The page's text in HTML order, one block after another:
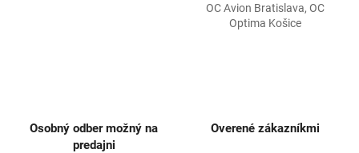
OC Avion Bratislava, OC
Optima Košice
Osobný odber možný na
predajni
Overené zákazníkmi